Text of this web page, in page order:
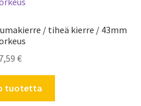
/ tiheä kierre / 43mm
7,59 €
tuotetta